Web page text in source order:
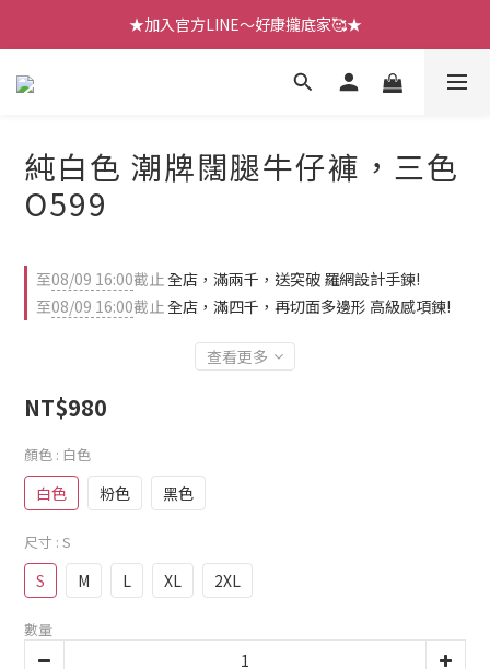
【七月新品】上架了!! 限時折扣優惠😍
【七月新品】上架了!! 限時折扣優惠😍
【四月新品】趕緊來逛逛🎁
【七月新品】上架了!! 限時折扣優惠😍
純白色 潮牌闊腿牛仔褲，三色
O599
至08/09 16:00截止全店，滿兩千，送突破 羅網設計手鍊!
至08/09 16:00截止全店，滿四千，再切面多邊形 高級感項鍊!
查看更多
NT$980
顏色 : 白色
白色 粉色 黑色
尺寸 : S
S M L XL 2XL
數量